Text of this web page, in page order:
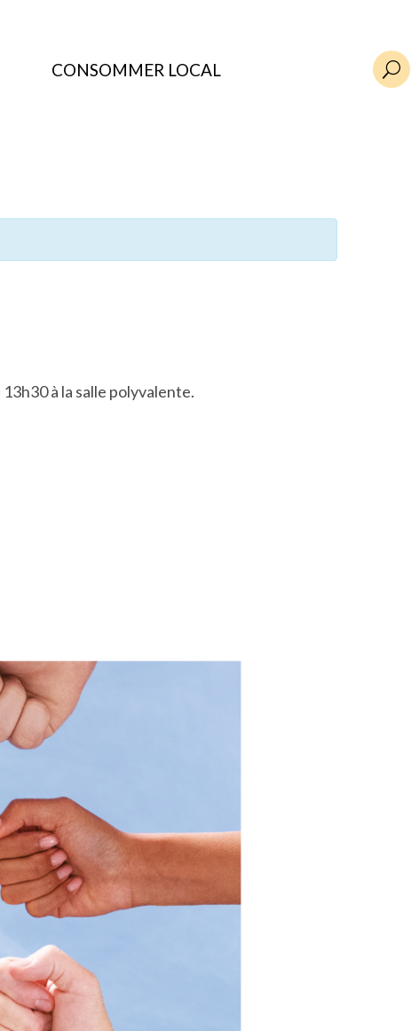
CONSOMMER LOCAL U
à la salle polyvalente.